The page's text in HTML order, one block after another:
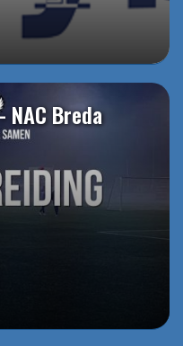
Breda